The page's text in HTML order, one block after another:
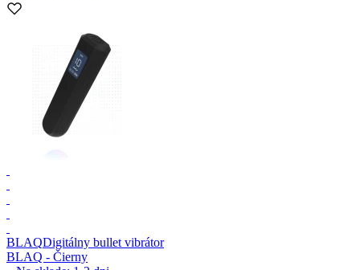
BLAQDigitálny bullet vibrátor
BLAQ - Čierny